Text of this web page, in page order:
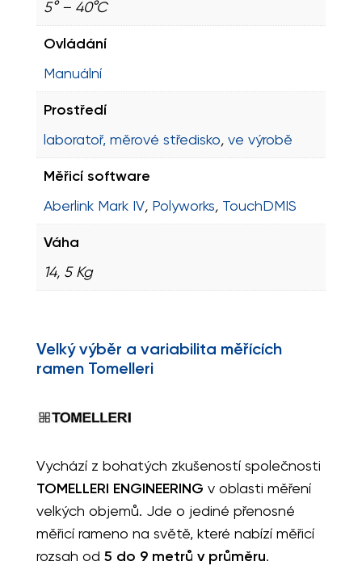
5° – 40°C
Ovládání
Manuální
Prostředí
laboratoř, měrové středisko, ve výrobě
Měřicí software
Aberlink Mark IV, Polyworks, TouchDMIS
Váha
14, 5 Kg
Velký výběr a variabilita měřících
ramen Tomelleri
Vychází z bohatých zkušeností společnosti
TOMELLERI ENGINEERING v oblasti měření
velkých objemů. Jde o jediné přenosné
měřicí rameno na světě, které nabízí měřicí
rozsah od 5 do 9 metrů v průměru.